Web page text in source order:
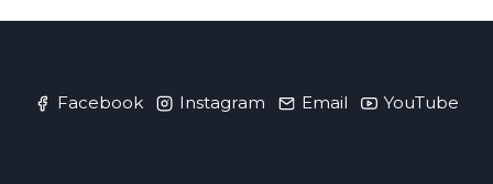
Facebook Instagram Email YouTube